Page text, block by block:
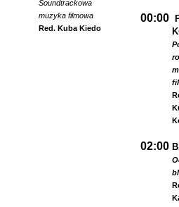
Soundtrackowa
muzyka filmowa
Red. Kuba Kiedo
00:00
02:00